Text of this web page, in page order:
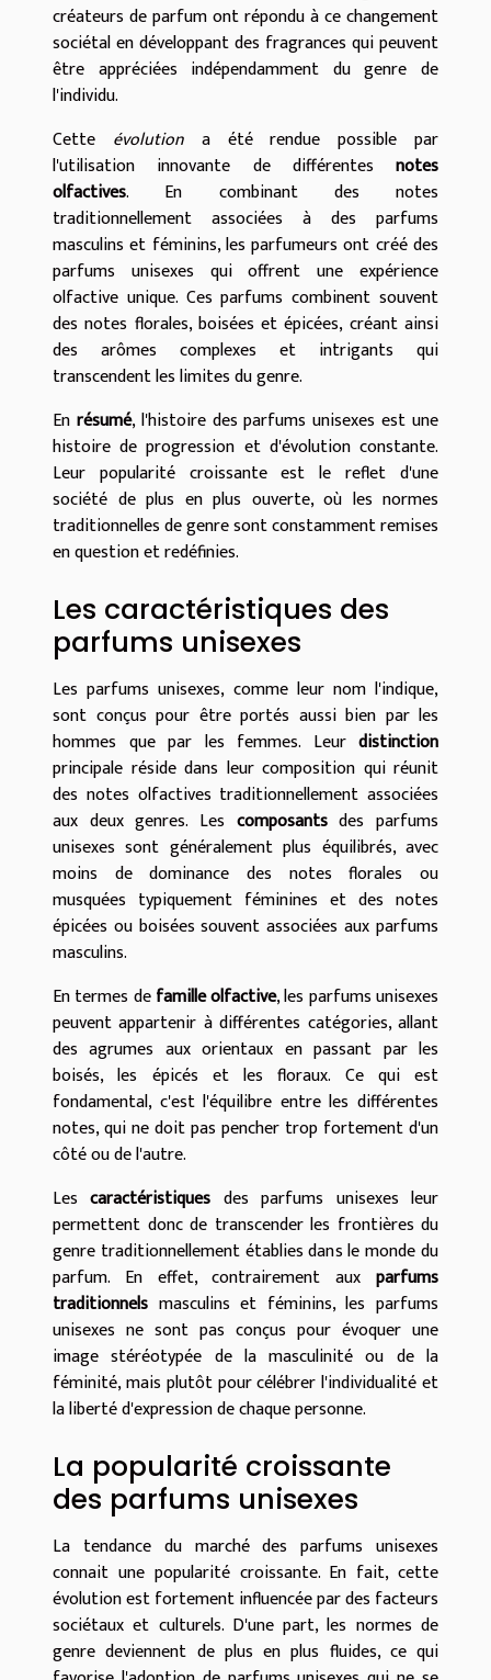
créateurs de parfum ont répondu à ce changement
sociétal en développant des fragrances qui peuvent
être appréciées indépendamment du genre de
l'individu.
Cette évolutiona été rendue possible par
l'utilisation innovante de différentes notes
olfactives. En combinant des notes
traditionnellement associées à des parfums
masculins et féminins, les parfumeurs ont créé des
parfums unisexes qui offrent une expérience
olfactive unique. Ces parfums combinent souvent
des notes florales, boisées et épicées, créant ainsi
des arômes complexes et intrigants qui
transcendent les limites du genre.
En résumé, l'histoire des parfums unisexes est une
histoire de progression et d'évolution constante.
Leur popularité croissante est le reflet d'une
société de plus en plus ouverte, où les normes
traditionnelles de genre sont constamment remises
en question et redéfinies.
Les caractéristiques des
parfums unisexes
Les parfums unisexes, comme leur nom l'indique,
sont conçus pour être portés aussi bien par les
hommes que par les femmes. Leur distinction
principale réside dans leur composition qui réunit
des notes olfactives traditionnellement associées
aux deux genres. Les composantsdes parfums
unisexes sont généralement plus équilibrés, avec
moins de dominance des notes florales ou
musquées typiquement féminines et des notes
épicées ou boisées souvent associées aux parfums
masculins.
En termes defamille olfactive, les parfums unisexes
peuvent appartenir à différentes catégories, allant
des agrumes aux orientaux en passant par les
boisés, les épicés et les floraux. Ce qui est
fondamental, c'est l'équilibre entre les différentes
notes, qui ne doit pas pencher trop fortement d'un
côté ou de l'autre.
Lescaractéristiques des parfums unisexes leur
permettent donc de transcender les frontières du
genre traditionnellement établies dans le monde du
parfum. En effet, contrairement aux parfums
traditionnels masculins et féminins, les parfums
unisexes ne sont pas conçus pour évoquer une
image stéréotypée de la masculinité ou de la
féminité, mais plutôt pour célébrer l'individualité et
la liberté d'expression de chaque personne.
La popularité croissante
des parfums unisexes
La tendance du marché des parfums unisexes
connait une popularité croissante. En fait, cette
évolution est fortement influencée par des facteurs
sociétaux et culturels. D'une part, les normes de
genre deviennent de plus en plus fluides, ce qui